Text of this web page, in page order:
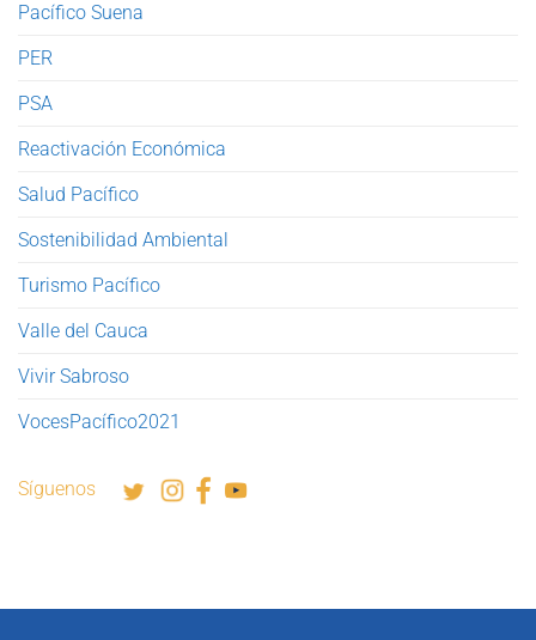
Pacífico Suena
PER
PSA
Reactivación Económica
Salud Pacífico
Sostenibilidad Ambiental
Turismo Pacífico
Valle del Cauca
Vivir Sabroso
VocesPacífico2021
Síguenos